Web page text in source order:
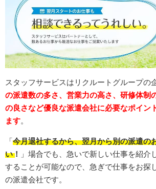
スタッフサービスはリクルートグループの
の派遣数の多さ、営業力の高さ、研修体制
の良さなど優良な派遣会社に必要なポイン
ます
「今月退社するから、翌月から別の派遣の
い！
」場合でも、急いで新しい仕事を紹介
することが可能なので、急ぎで仕事をお探
の派遣会社です。